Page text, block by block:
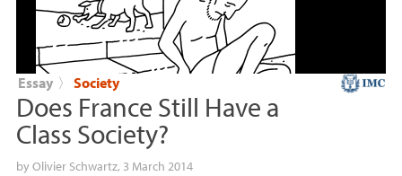
Essay 〉 Society
Does France Still Have a
Class Society?
byOlivier Schwartz, 3 March 2014